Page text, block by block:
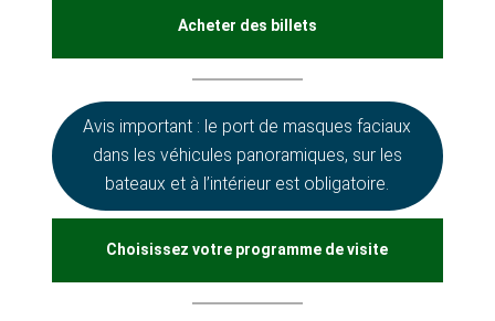
Acheter des billets
Avis important : le port de masques faciaux
dans les véhicules panoramiques, sur les
bateaux et à l’intérieur est obligatoire.
Choisissez votre programme de visite